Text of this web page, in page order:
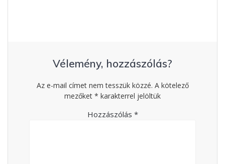
Vélemény, hozzászólás?
Az e-mail címet nem tesszük közzé. A kötelező
mezőket * karakterrel jelöltük
Hozzászólás *